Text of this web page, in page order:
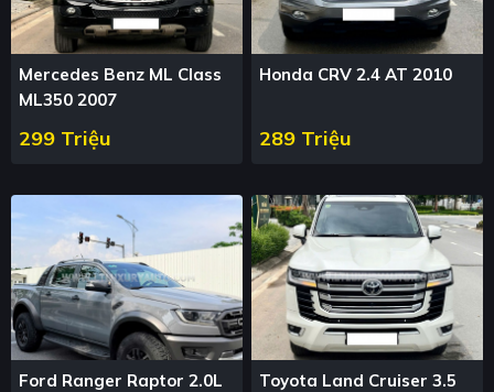
Mercedes Benz ML Class
ML350 2007
299 Triệu
Honda CRV 2.4 AT 2010
289 Triệu
Ford Ranger Raptor 2.0L
Toyota Land Cruiser 3.5